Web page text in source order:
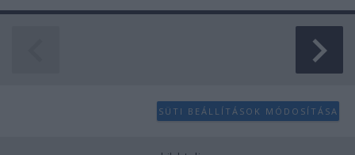
SÜTI BEÁLLÍTÁSOK MÓDOSÍTÁSA